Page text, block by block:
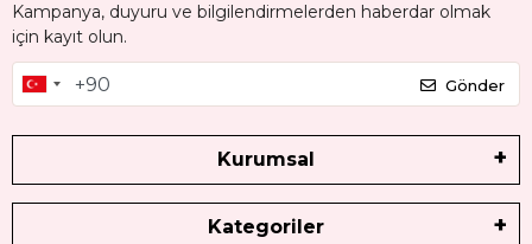
Kampanya, duyuru ve bilgilendirmelerden haberdar olmak
için kayıt olun.
Gönder
Kurumsal
Kategoriler